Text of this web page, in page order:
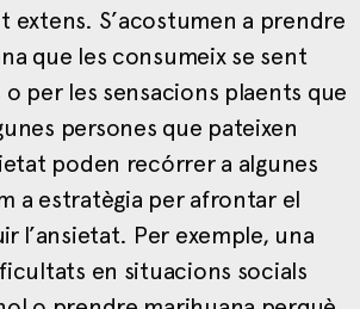
extens. S’acostumen a prendre
que les consumeix se sent
per les sensacions plaents que
persones que pateixen
poden recórrer a algunes
a estratègia per afrontar el
l’ansietat. Per exemple, una
en situacions socials